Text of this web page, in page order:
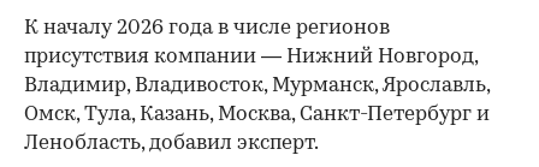
К началу 2026 года в числе регионов
присутствия компании — Нижний Новгород,
Владимир, Владивосток, Мурманск, Ярославль,
Омск, Тула, Казань, Москва, Санкт-Петербург и
Ленобласть, добавил эксперт.